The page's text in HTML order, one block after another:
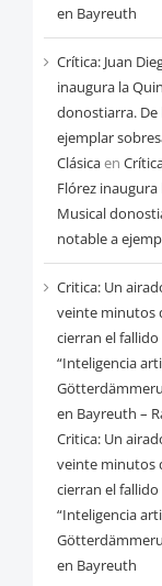
en Bayreuth
Crítica: Juan
inaugura la
donostiarra.
ejemplar
Clásicaen
Flórez
Musical
notable a
Critica: Un
veinte minutos
cierran el fallido
“Inteligencia
en Bayreuth –
Critica: Un
veinte minutos
cierran el fallido
“Inteligencia
en Bayreuth